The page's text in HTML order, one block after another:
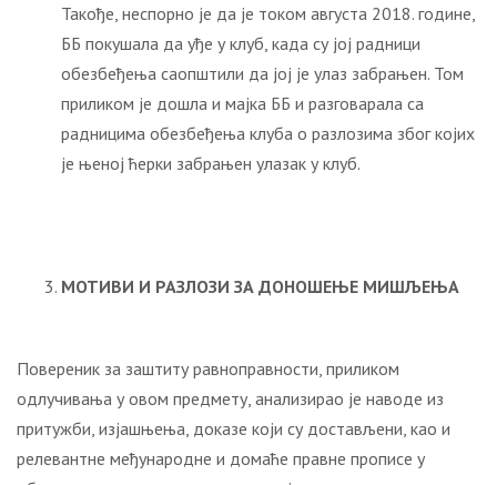
Такође, неспорно је да је током августа 2018. године,
ББ покушала да уђе у клуб, када су јој радници
обезбеђења саопштили да јој је улаз забрањен. Том
приликом је дошла и мајка ББ и разговарала са
радницима обезбеђења клуба о разлозима због којих
је њеној ћерки забрањен улазак у клуб.
МОТИВИ И РАЗЛОЗИ ЗА ДОНОШЕЊЕ МИШЉЕЊА
Повереник за заштиту равноправности, приликом
одлучивања у овом предмету, анализирао је наводе из
притужби, изјашњења, доказе који су достављени, као и
релевантне међународне и домаће правне прописе у